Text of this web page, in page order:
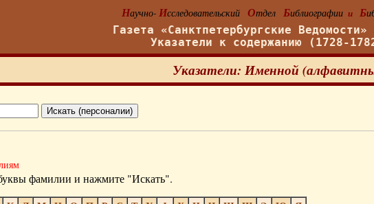
Научно- Исследовательский Отдел Библиографии и Б
Газета «Санктпетербургские
Указатели к содержанию (1728-
Указатели: Именной
фамилии и нажмите "Искать".